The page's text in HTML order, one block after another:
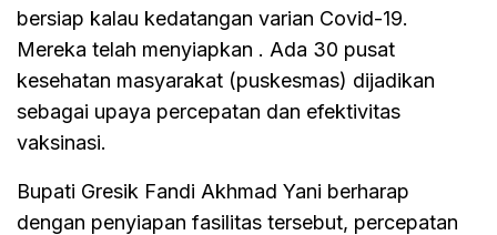
bersiap kalau kedatangan varian Covid-19.
Mereka telah menyiapkan . Ada 30 pusat
kesehatan masyarakat (puskesmas) dijadikan
sebagai upaya percepatan dan efektivitas
vaksinasi.
Bupati Gresik Fandi Akhmad Yani berharap
dengan penyiapan fasilitas tersebut, percepatan